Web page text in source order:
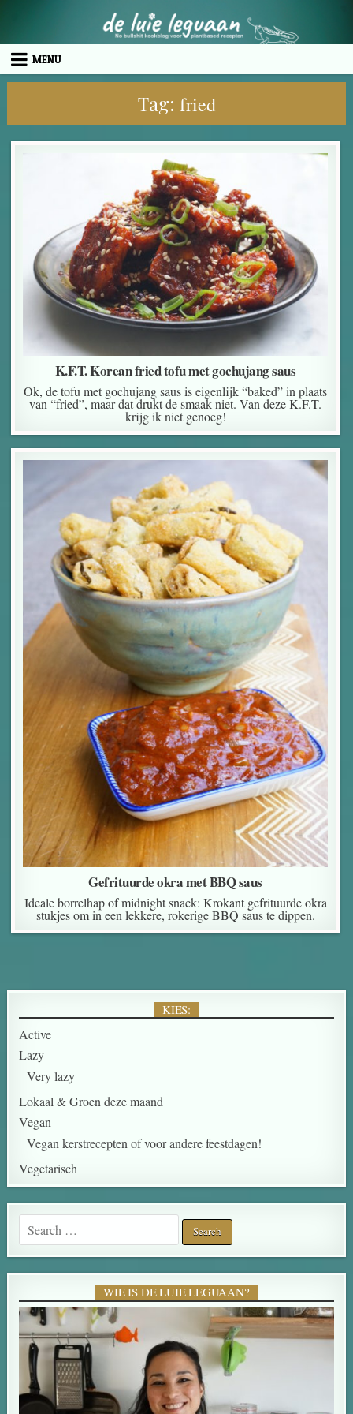
MENU
Tag: fried
K.F.T. Korean fried tofu met gochujang saus
Ok, de tofu met gochujang saus is eigenlijk “baked” in plaats
van “fried”, maar dat drukt de smaak niet. Van deze K.F.T.
krijg ik niet genoeg!
Gefrituurde okra met BBQ saus
Ideale borrelhap of midnight snack: Krokant gefrituurde okra
stukjes om in een lekkere, rokerige BBQ saus te dippen.
KIES:
Active
Lazy
Very lazy
Lokaal & Groen deze maand
Vegan
Vegan kerstrecepten of voor andere feestdagen!
Vegetarisch
Search for:
WIE IS DE LUIE LEGUAAN?